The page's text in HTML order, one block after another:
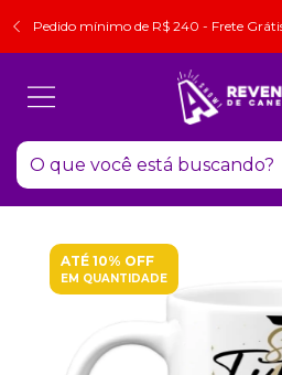
Pedido mínimo de R$ 240 - Frete
ATÉ 10% OFF
EM QUANTIDADE